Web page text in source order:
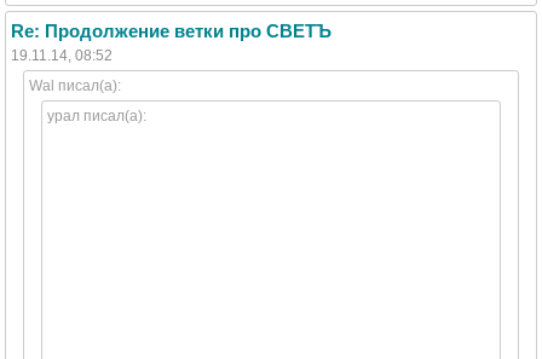
Re: Продолжение ветки про СВЕТЪ
19.11.14, 08:52
Wal писал(а):
урал писал(а):